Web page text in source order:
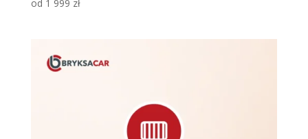
od 1 999 zł